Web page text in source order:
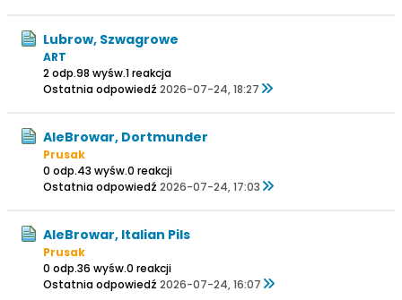
Lubrow, Szwagrowe
ART
2 odp.98 wyśw.1 reakcja
Ostatnia odpowiedź 2026-07-24, 18:27
AleBrowar, Dortmunder
Prusak
0 odp.43 wyśw.0 reakcji
Ostatnia odpowiedź 2026-07-24, 17:03
AleBrowar, Italian Pils
Prusak
0 odp.36 wyśw.0 reakcji
Ostatnia odpowiedź 2026-07-24, 16:07